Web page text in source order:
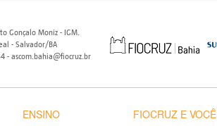
Gonçalo Moniz - IGM.
- Salvador/BA
- ascom.bahia@fiocruz.br
ENSINO FIOCRUZ E VOCÊ